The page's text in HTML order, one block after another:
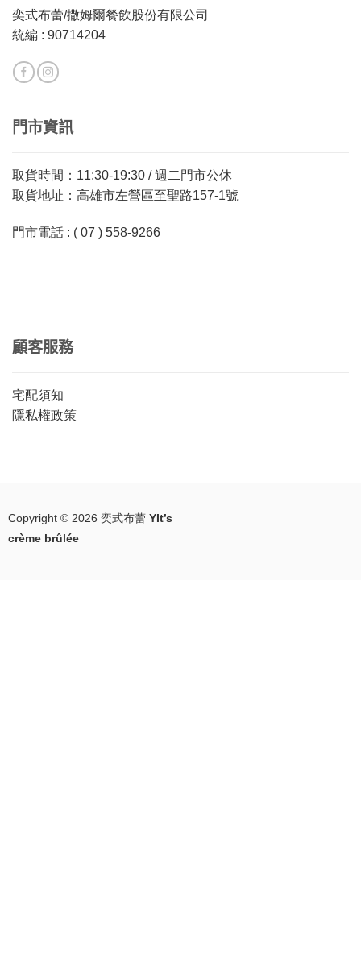
奕式布蕾/撒姆爾餐飲股份有限公司
統編 : 90714204
門市資訊
取貨時間：11:30-19:30 / 週二門市公休
取貨地址：高雄市左營區至聖路157-1號
門市電話 : ( 07 ) 558-9266
顧客服務
宅配須知
隱私權政策
Copyright © 2026 奕式布蕾 YIt’s
crème brûlée